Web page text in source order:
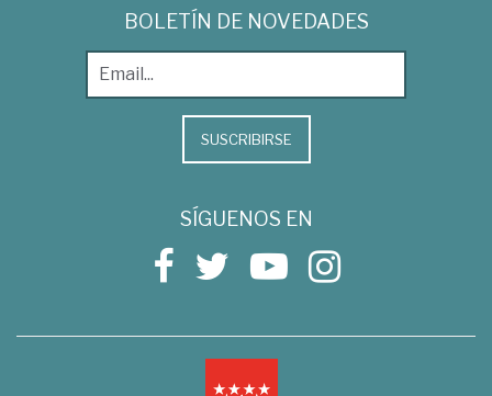
BOLETÍN DE NOVEDADES
SUSCRIBIRSE
SÍGUENOS EN